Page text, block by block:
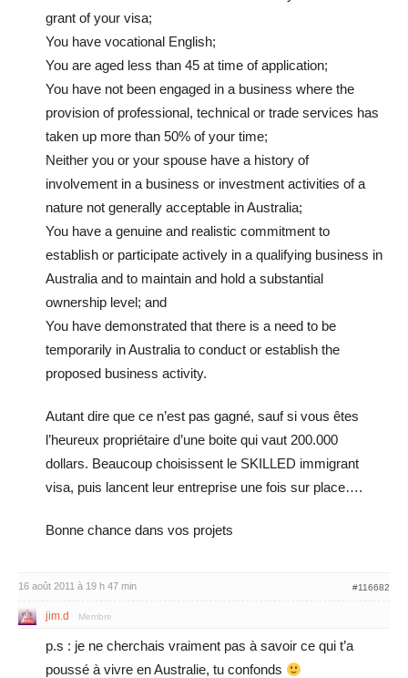
grant of your visa;
You have vocational English;
You are aged less than 45 at time of application;
You have not been engaged in a business where the
provision of professional, technical or trade services has
taken up more than 50% of your time;
Neither you or your spouse have a history of
involvement in a business or investment activities of a
nature not generally acceptable in Australia;
You have a genuine and realistic commitment to
establish or participate actively in a qualifying business in
Australia and to maintain and hold a substantial
ownership level; and
You have demonstrated that there is a need to be
temporarily in Australia to conduct or establish the
proposed business activity.
Autant dire que ce n’est pas gagné, sauf si vous êtes
l’heureux propriétaire d’une boite qui vaut 200.000
dollars. Beaucoup choisissent le SKILLED immigrant
visa, puis lancent leur entreprise une fois sur place….
Bonne chance dans vos projets
16 août 2011 à 19 h 47 min #116682
jim.d Membre
p.s : je ne cherchais vraiment pas à savoir ce qui t’a
poussé à vivre en Australie, tu confonds